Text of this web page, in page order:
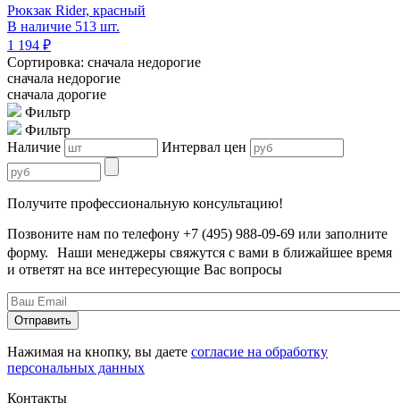
Рюкзак Rider, красный
В наличие 513 шт.
1 194 ₽
Сортировка: сначала недорогие
сначала недорогие
сначала дорогие
Фильтр
Фильтр
Наличие
Интервал цен
Получите профессиональную консультацию!
Позвоните нам по телефону +7 (495) 988-09-69 или заполните
форму. Наши менеджеры свяжутся с вами в ближайшее время
и ответят на все интересующие Вас вопросы
Нажимая на кнопку, вы даете согласие на обработку
персональных данных
Контакты